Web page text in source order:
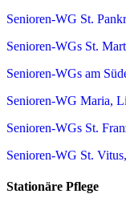
Senioren-WG St.
Senioren-WGs St.
Senioren-WGs am
Senioren-WG Maria,
Senioren-WGs St.
Senioren-WG St.
Stationäre Pflege